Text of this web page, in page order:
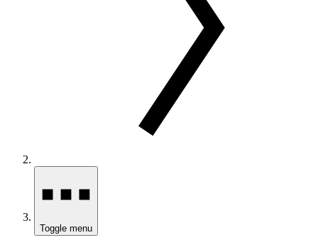
Toggle menu